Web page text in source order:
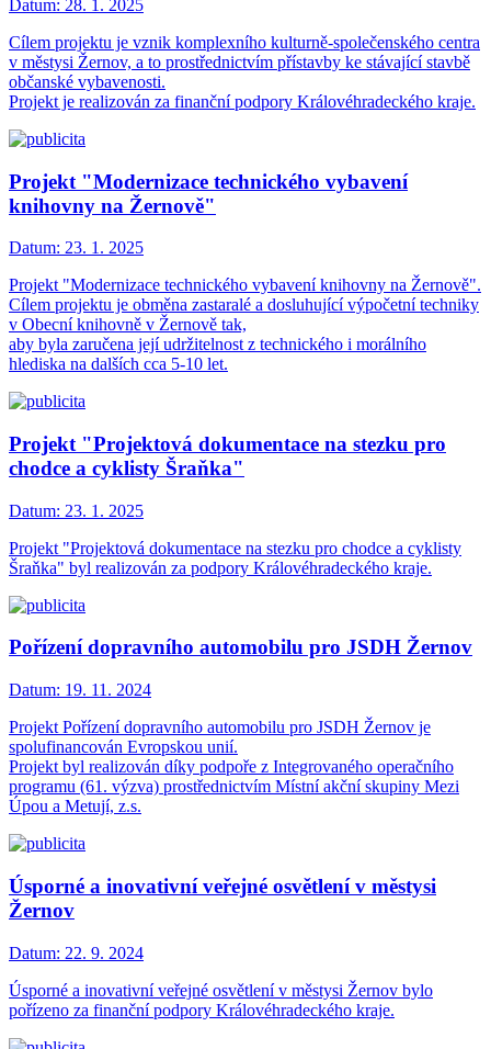
Datum: 28. 1. 2025
Cílem projektu je vznik komplexního kulturně-společenského centra
v městysi Žernov, a to prostřednictvím přístavby ke stávající stavbě
občanské vybavenosti.
Projekt je realizován za finanční podpory Královéhradeckého kraje.
Projekt "Modernizace technického vybavení
knihovny na Žernově"
Datum: 23. 1. 2025
Projekt "Modernizace technického vybavení knihovny na Žernově".
Cílem projektu je obměna zastaralé a dosluhující výpočetní techniky
v Obecní knihovně v Žernově tak,
aby byla zaručena její udržitelnost z technického i morálního
hlediska na dalších cca 5-10 let.
Projekt "Projektová dokumentace na stezku pro
chodce a cyklisty Šraňka"
Datum: 23. 1. 2025
Projekt "Projektová dokumentace na stezku pro chodce a cyklisty
Šraňka" byl realizován za podpory Královéhradeckého kraje.
Pořízení dopravního automobilu pro JSDH Žernov
Datum: 19. 11. 2024
Projekt Pořízení dopravního automobilu pro JSDH Žernov je
spolufinancován Evropskou unií.
Projekt byl realizován díky podpoře z Integrovaného operačního
programu (61. výzva) prostřednictvím Místní akční skupiny Mezi
Úpou a Metují, z.s.
Úsporné a inovativní veřejné osvětlení v městysi
Žernov
Datum: 22. 9. 2024
Úsporné a inovativní veřejné osvětlení v městysi Žernov bylo
pořízeno za finanční podpory Královéhradeckého kraje.